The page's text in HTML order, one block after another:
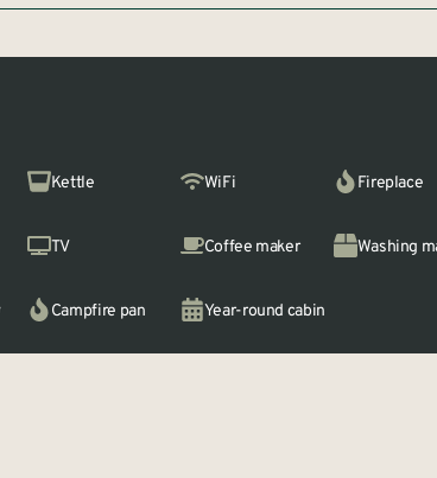
Kettle WiFi Fireplace
TV Coffee maker Washing
Campfire pan Year-round cabin